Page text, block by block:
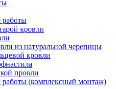
работы
кровли
из натуральной черепицы
кровли
провли
работы (комплексный монтаж)